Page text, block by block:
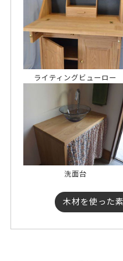
ライティングビューロー
洗面台
木材を使った